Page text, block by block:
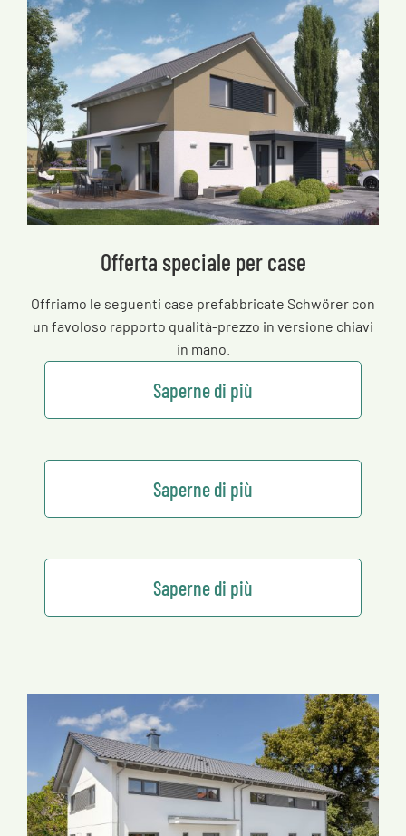
Offerta speciale per case
Offriamo le seguenti case prefabbricate Schwörer con
un favoloso rapporto qualità-prezzo in versione chiavi
in mano.
Saperne di più
Saperne di più
Saperne di più